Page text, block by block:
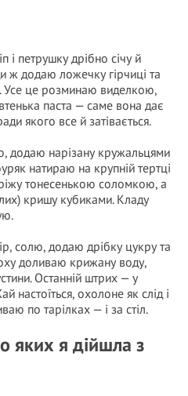
і петрушку дрібно січу й
ж додаю ложечку гірчиці та
Усе це розминаю виделкою,
паста — саме вона дає
якого все й затівається.
додаю нарізану кружальцями
натираю на крупній тертці
тонесенькою соломкою, а
кришу кубиками. Кладу
солю, додаю дрібку цукру та
доливаю крижану воду,
Останній штрих — у
настоїться, охолоне як слід і
по тарілках — і за стіл.
яких я дійшла з